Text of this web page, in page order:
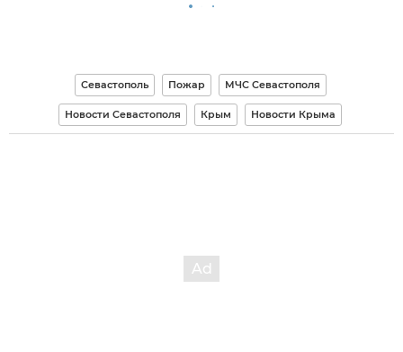
Севастополь Пожар МЧС Севастополя
Новости Севастополя Крым Новости Крыма